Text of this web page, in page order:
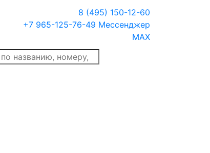
8 (495) 150-12-60
+7 965-125-76-49 Мессенджер
MAX